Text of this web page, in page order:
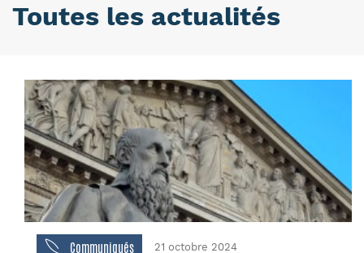
Toutes les actualités
Communiqués 21 octobre 2024